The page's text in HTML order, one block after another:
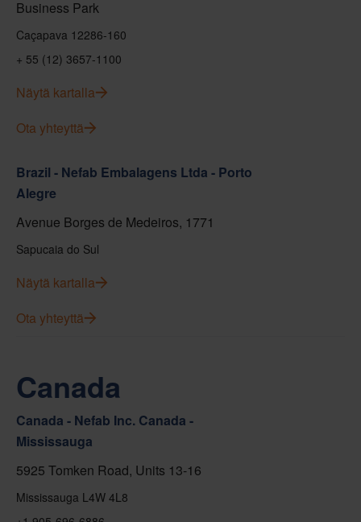
Business Park
Caçapava 12286-160
+ 55 (12) 3657-1100
Näytä kartalla
Ota yhteyttä
Brazil - Nefab Embalagens Ltda - Porto
Alegre
Avenue Borges de Medeiros, 1771
Sapucaia do Sul
Näytä kartalla
Ota yhteyttä
Canada
Canada - Nefab Inc. Canada -
Mississauga
5925 Tomken Road, Units 13-16
Mississauga L4W 4L8